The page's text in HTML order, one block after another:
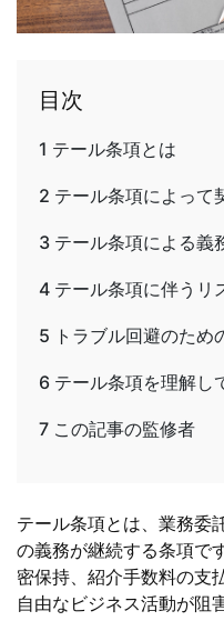
目次
1 テール条項とは
2 テール条項によって
3 テール条項による義
4 テール条項に伴うリ
5 トラブル回避のため
6 テール条項を理解し
7 この記事の監修者
テール条項とは、業務委
の義務が継続する条項で
密保持、紹介手数料の支
自由なビジネス活動が阻